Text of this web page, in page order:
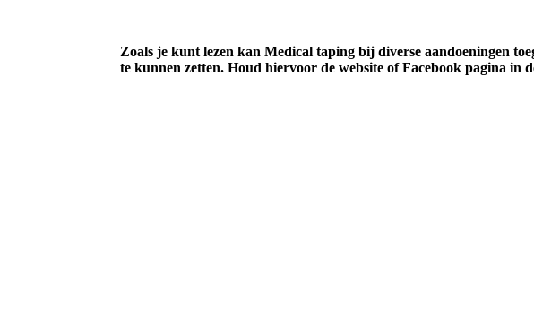
Zoals je kunt lezen kan Medical taping bij diverse aandoeningen
te kunnen zetten. Houd hiervoor de website of Facebook pagina in